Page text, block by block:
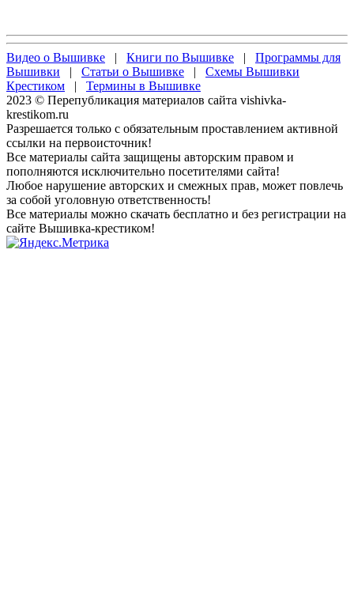
Видео о Вышивке | Книги по Вышивке | Программы для
Вышивки | Статьи о Вышивке | Схемы Вышивки
Крестиком | Термины в Вышивке
2023 © Перепубликация материалов сайта vishivka-
krestikom.ru
Разрешается только с обязательным проставлением активной
ссылки на первоисточник!
Все материалы сайта защищены авторским правом и
пополняются исключительно посетителями сайта!
Любое нарушение авторских и смежных прав, может повлечь
за собой уголовную ответственность!
Все материалы можно скачать бесплатно и без регистрации на
сайте Вышивка-крестиком!